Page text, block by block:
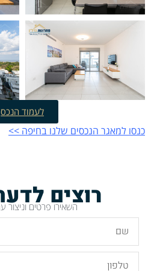
לעמוד הנכס
כנסו למאגר הנכסים שלנו בחיפה >>
רוצים
השאירו פרטים